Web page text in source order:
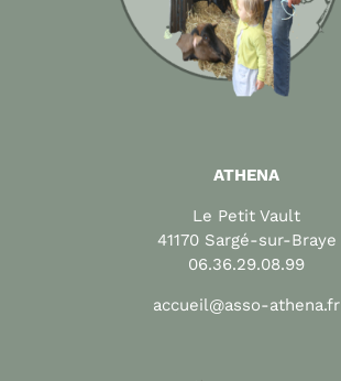
ATHENA
Le Petit Vault
41170 Sargé-sur-Braye
06.36.29.08.99
accueil@asso-athena.fr